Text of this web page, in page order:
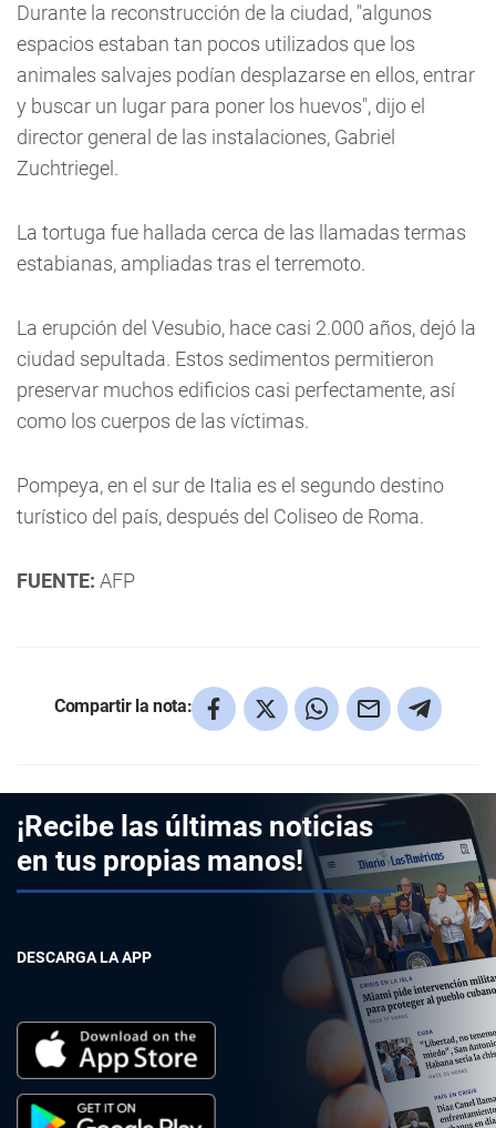
Durante la reconstrucción de la ciudad, "algunos
espacios estaban tan pocos utilizados que los
animales salvajes podían desplazarse en ellos, entrar
y buscar un lugar para poner los huevos", dijo el
director general de las instalaciones, Gabriel
Zuchtriegel.
La tortuga fue hallada cerca de las llamadas termas
estabianas, ampliadas tras el terremoto.
La erupción del Vesubio, hace casi 2.000 años, dejó la
ciudad sepultada. Estos sedimentos permitieron
preservar muchos edificios casi perfectamente, así
como los cuerpos de las víctimas.
Pompeya, en el sur de Italia es el segundo destino
turístico del país, después del Coliseo de Roma.
FUENTE: AFP
Compartir la nota:
¡Recibe las últimas noticias
en tus propias manos!
DESCARGA LA APP